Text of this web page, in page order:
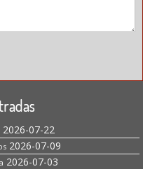
2026-07-22
2026-07-09
2026-07-03